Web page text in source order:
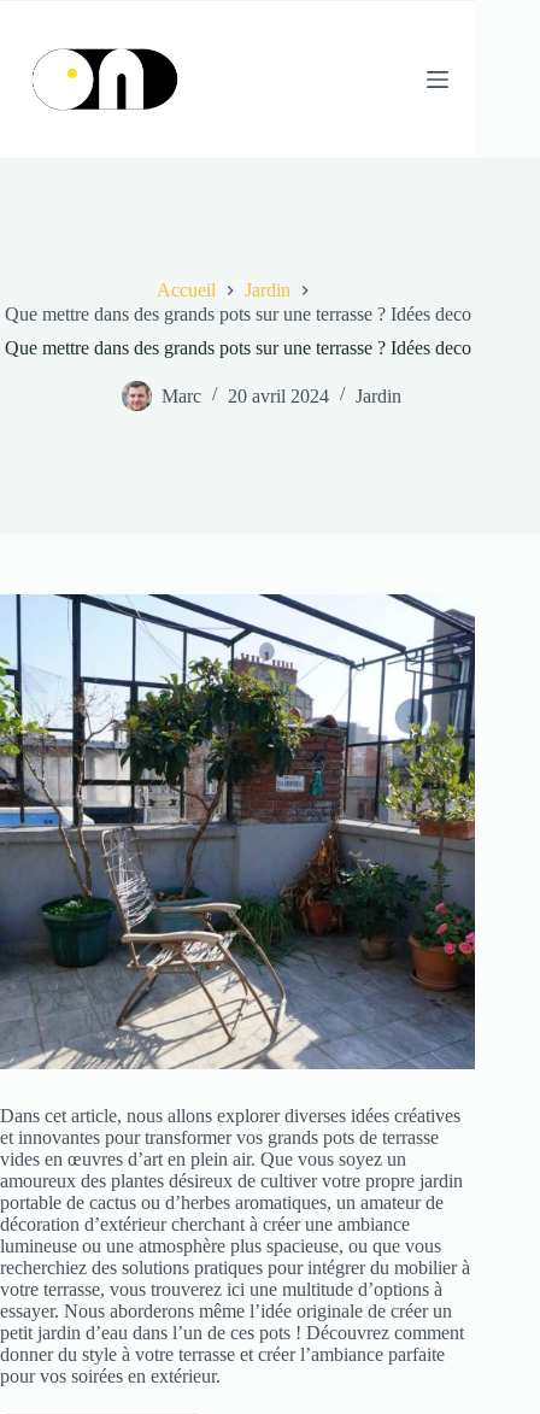
contenu
Accueil
Jardin
Que mettre dans des grands pots sur une terrasse ? Idées deco
Que mettre dans des grands pots sur une terrasse ? Idées deco
Marc 20 avril 2024 Jardin
Dans cet article, nous allons explorer diverses idées créatives
et innovantes pour transformer vos grands pots de terrasse
vides en œuvres d’art en plein air. Que vous soyez un
amoureux des plantes désireux de cultiver votre propre jardin
portable de cactus ou d’herbes aromatiques, un amateur de
décoration d’extérieur cherchant à créer une ambiance
lumineuse ou une atmosphère plus spacieuse, ou que vous
recherchiez des solutions pratiques pour intégrer du mobilier à
votre terrasse, vous trouverez ici une multitude d’options à
essayer. Nous aborderons même l’idée originale de créer un
petit jardin d’eau dans l’un de ces pots ! Découvrez comment
donner du style à votre terrasse et créer l’ambiance parfaite
pour vos soirées en extérieur.